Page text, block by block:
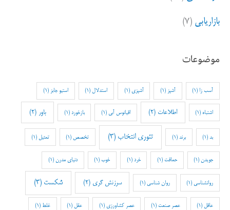
بازاریابی (۷)
موضوعات
آسب زا (1) آشپز (1) آشپزی (1) استدلال (1) استیو جابز (1)
اشتباه (1) اطلاعات (2) اقیانوس آبی (1) بازخورد (1) باور (2)
بد(1) برند (1) تئوری انتخاب (3) تخصص (1) تمثیل (1)
جویدن (1) حماقت (1) خرد (1) خوب(1) دنیای مدرن (1)
روانشناسی (1) روان شناسی (1) سرزنش گری (2) شکست (3)
عاقل (1) عصر صنعت (1) عصر کشاورزی (1) عقل (1) غلط (1)